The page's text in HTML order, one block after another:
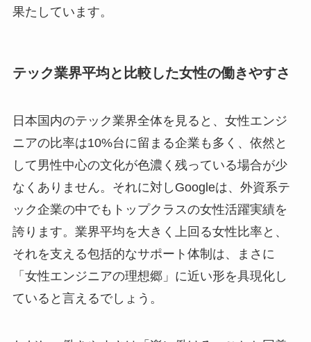
果たしています。
テック業界平均と比較した女性の働きやすさ
日本国内のテック業界全体を見ると、女性エンジ
ニアの比率は10%台に留まる企業も多く、依然と
して男性中心の文化が色濃く残っている場合が少
なくありません。それに対しGoogleは、外資系テ
ック企業の中でもトップクラスの女性活躍実績を
誇ります。業界平均を大きく上回る女性比率と、
それを支える包括的なサポート体制は、まさに
「女性エンジニアの理想郷」に近い形を具現化し
ていると言えるでしょう。